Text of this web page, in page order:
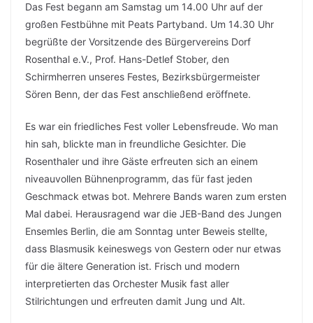
Das Fest begann am Samstag um 14.00 Uhr auf der
großen Festbühne mit Peats Partyband. Um 14.30 Uhr
begrüßte der Vorsitzende des Bürgervereins Dorf
Rosenthal e.V., Prof. Hans-Detlef Stober, den
Schirmherren unseres Festes, Bezirksbürgermeister
Sören Benn, der das Fest anschließend eröffnete.
Es war ein friedliches Fest voller Lebensfreude. Wo man
hin sah, blickte man in freundliche Gesichter. Die
Rosenthaler und ihre Gäste erfreuten sich an einem
niveauvollen Bühnenprogramm, das für fast jeden
Geschmack etwas bot. Mehrere Bands waren zum ersten
Mal dabei. Herausragend war die JEB-Band des Jungen
Ensemles Berlin, die am Sonntag unter Beweis stellte,
dass Blasmusik keineswegs von Gestern oder nur etwas
für die ältere Generation ist. Frisch und modern
interpretierten das Orchester Musik fast aller
Stilrichtungen und erfreuten damit Jung und Alt.